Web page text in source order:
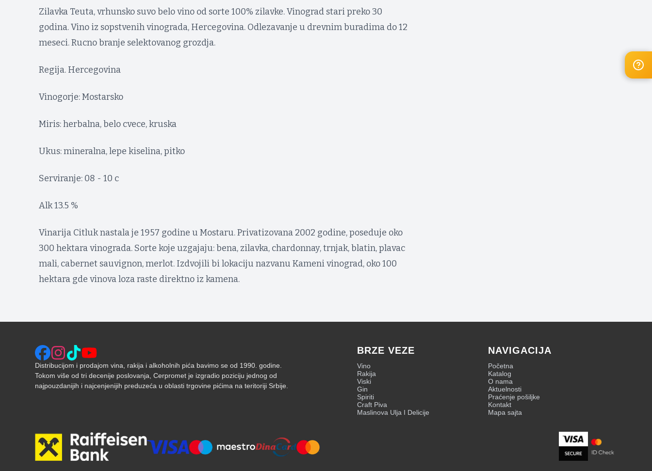
Zilavka Teuta, vrhunsko suvo belo vino od sorte 100% zilavke. Vinograd stari preko 30
godina. Vino iz sopstvenih vinograda, Hercegovina. Odlezavanje u drevnim buradima do 12
meseci. Rucno branje selektovanog grozdja.
Regija. Hercegovina
Vinogorje: Mostarsko
Miris: herbalna, belo cvece, kruska
Ukus: mineralna, lepe kiselina, pitko
Serviranje: 08 - 10 c
Alk 13.5 %
Vinarija Citluk nastala je 1957 godine u Mostaru. Privatizovana 2002 godine, poseduje oko
300 hektara vinograda. Sorte koje uzgajaju: bena, zilavka, chardonnay, trnjak, blatin, plavac
mali, cabernet sauvignon, merlot. Izdvojili bi lokaciju nazvanu Kameni vinograd, oko 100
hektara gde vinova loza raste direktno iz kamena.
Distribucijom i prodajom vina, rakija i alkoholnih pića bavimo se od 1990. godine.
Tokom više od tri decenije poslovanja, Cerpromet je izgradio poziciju jednog od
najpouzdanijih i najcenjenijih preduzeća u oblasti trgovine pićima na teritoriji Srbije.
BRZE VEZE
Vino
Rakija
Viski
Gin
Spiriti
Craft Piva
Maslinova Ulja I Delicije
NAVIGACIJA
Početna
Katalog
O nama
Aktuelnosti
Praćenje pošiljke
Kontakt
Mapa sajta